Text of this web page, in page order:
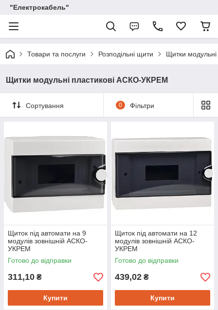
"Електрокабель"
Товари та послуги Розподільні щити Щитки
Щитки модульні пластикові АСКО-УКРЕМ
Сортування 0 Фільтри
Щиток під автомати на 9
модулів зовнішній АСКО-
УКРЕМ
Готово до відправки
311,10 ₴
Купити
Щиток під автомати на 12
модулів зовнішній АСКО-
УКРЕМ
Готово до відправки
439,02 ₴
Купити